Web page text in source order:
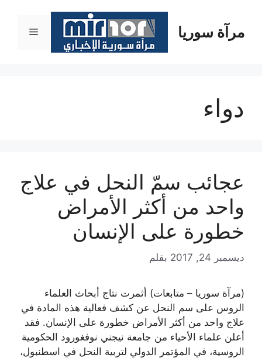
المحتوىمرآة سوريا القائمة
دواء
عجائب سمّ النحل في علاج
واحد من أكثر الأمراض
خطورة على الإنسان
ديسمبر 24, 2017 بقلم
(مرآة سوريا – متابعات) أثمرت نتاج أبحاث العلماء
الروس على سم النحل عن كشف فعالية هذه المادة في
علاج واحد من أكثر الأمراض خطورة على الإنسان. فقد
أعلن علماء الأحياء من جامعة نيجني نوفغورود الحكومية
الروسية، في المؤتمر الدولي لتربية النحل في اسطنبول،